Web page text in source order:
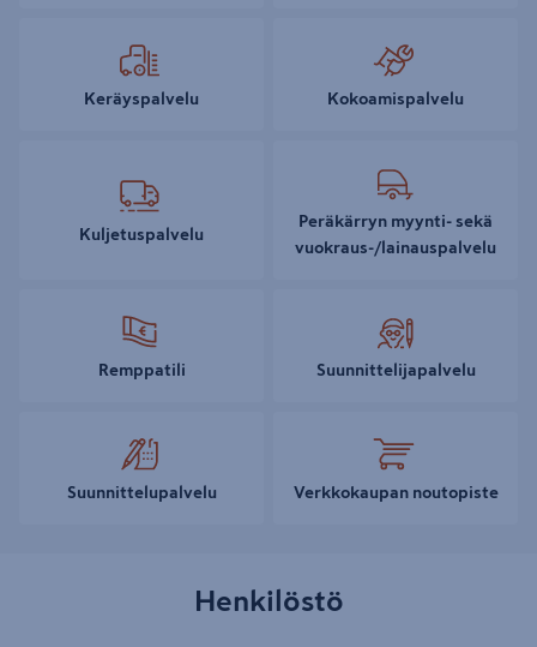
Keräyspalvelu Kokoamispalvelu
Kuljetuspalvelu
Peräkärryn myynti- sekä
vuokraus-/lainauspalvelu
Remppatili Suunnittelijapalvelu
Suunnittelupalvelu Verkkokaupan noutopiste
Henkilöstö